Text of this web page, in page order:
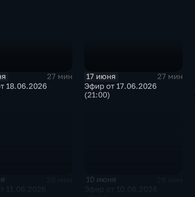
27 мин
18.06.2026
17 июня
27 мин
Эфир от 17.06.2026
(21:00)
10 июня